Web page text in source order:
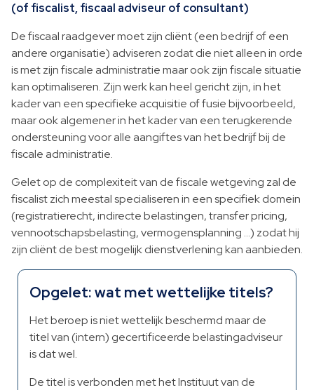
(of fiscalist, fiscaal adviseur of consultant)
De fiscaal raadgever moet zijn cliënt (een bedrijf of een
andere organisatie) adviseren zodat die niet alleen in orde
is met zijn fiscale administratie maar ook zijn fiscale situatie
kan optimaliseren. Zijn werk kan heel gericht zijn, in het
kader van een specifieke acquisitie of fusie bijvoorbeeld,
maar ook algemener in het kader van een terugkerende
ondersteuning voor alle aangiftes van het bedrijf bij de
fiscale administratie.
Gelet op de complexiteit van de fiscale wetgeving zal de
fiscalist zich meestal specialiseren in een specifiek domein
(registratierecht, indirecte belastingen, transfer pricing,
vennootschapsbelasting, vermogensplanning …) zodat hij
zijn cliënt de best mogelijk dienstverlening kan aanbieden.
Opgelet: wat met wettelijke titels?
Het beroep is niet wettelijk beschermd maar de
titel van (intern) gecertificeerde belastingadviseur
is dat wel.
De titel is verbonden met het Instituut van de